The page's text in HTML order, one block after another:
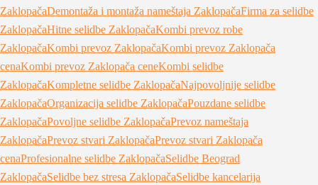
ZaklopačaDemontaža i montaža nameštaja ZaklopačaFirma za selidbe
ZaklopačaHitne selidbe ZaklopačaKombi prevoz robe
ZaklopačaKombi prevoz ZaklopačaKombi prevoz Zaklopača
cenaKombi prevoz Zaklopača ceneKombi selidbe
ZaklopačaKompletne selidbe ZaklopačaNajpovoljnije selidbe
ZaklopačaOrganizacija selidbe ZaklopačaPouzdane selidbe
ZaklopačaPovoljne selidbe ZaklopačaPrevoz nameštaja
ZaklopačaPrevoz stvari ZaklopačaPrevoz stvari Zaklopača
cenaProfesionalne selidbe ZaklopačaSelidbe Beograd
ZaklopačaSelidbe bez stresa ZaklopačaSelidbe kancelarija